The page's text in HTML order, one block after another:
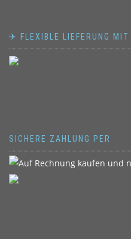
✈ FLEXIBLE LIEFERUNG MIT
SICHERE ZAHLUNG PER